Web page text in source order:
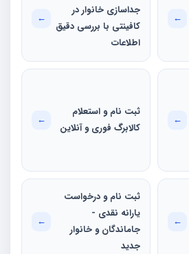
←
جداسازی خانوار در
کافینتی با بررسی دقیق
اطلاعات
←
←
ثبت نام و استعلام
کالابرگ فوری و آنلاین
←
←
ثبت نام و درخواست
یارانه نقدی -
جاماندگان و خانوار
جدید
←